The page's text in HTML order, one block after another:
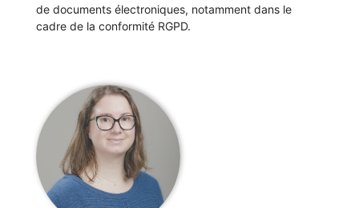
de documents électroniques, notamment dans le
cadre de la conformité RGPD.